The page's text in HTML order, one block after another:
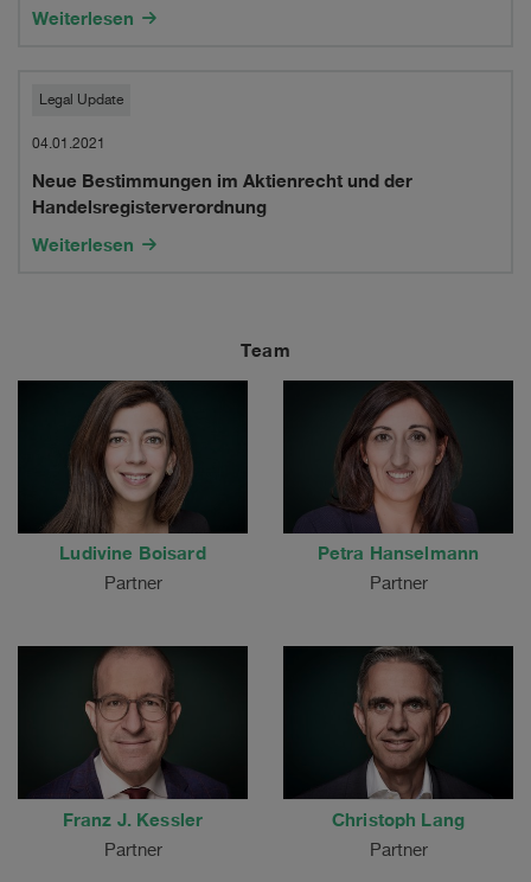
1)
Fremdwährungen
Weiterlesen
Neue
Bestimmungen
im
Aktienrecht
Handelsregisterverordnung
Legal Update
04.01.2021
Neue Bestimmungen im Aktienrecht und der
Handelsregisterverordnung
Weiterlesen
Team
Ludivine Boisard
Partner
Petra Hanselmann
Partner
Franz J. Kessler
Partner
Christoph Lang
Partner